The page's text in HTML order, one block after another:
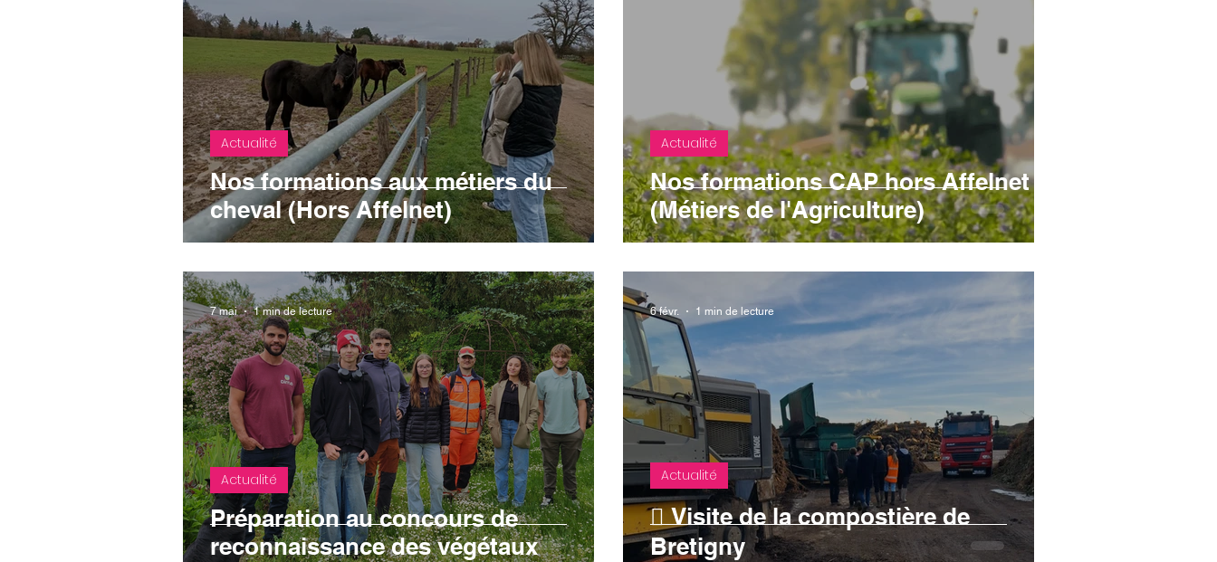
Nos formations aux métiers du
cheval (Hors Affelnet)
Actualité
Nos formations CAP hors Affelnet
(Métiers de l'Agriculture)
Actualité
Préparation au concours de
reconnaissance des végétaux
Actualité
7 mai 1 min de lecture
🪾 Visite de la compostière de
Bretigny
Actualité
6 févr. 1 min de lecture